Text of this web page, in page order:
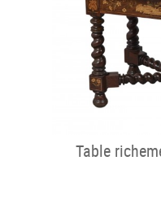
Table